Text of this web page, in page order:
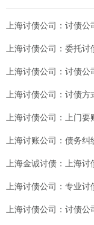
上海讨债公司：讨债公
上海讨债公司：委托
上海讨债公司：讨债
上海讨债公司：讨债方
上海讨债公司：上门要
上海讨账公司：债务纠
上海金诚讨债：上海讨
上海讨债公司：专业讨
上海讨债公司：讨债公